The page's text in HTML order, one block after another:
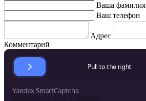
Ваша фамилия
Ваш телефон
Адрес
Комментарий